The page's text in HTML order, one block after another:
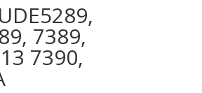
7389,
7390,